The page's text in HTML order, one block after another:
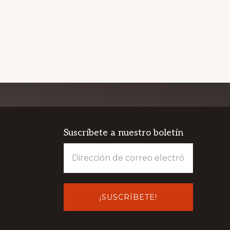
Suscríbete a nuestro boletín